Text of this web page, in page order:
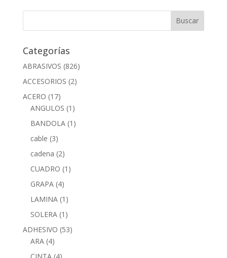
Categorías
ABRASIVOS (826)
ACCESORIOS (2)
ACERO (17)
ANGULOS (1)
BANDOLA (1)
cable (3)
cadena (2)
CUADRO (1)
GRAPA (4)
LAMINA (1)
SOLERA (1)
ADHESIVO (53)
ARA (4)
CINTA (4)